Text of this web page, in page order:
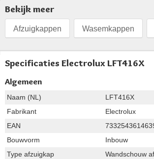
Bekijk meer
Afzuigkappen Wasemkappen
Specificaties Electrolux LFT416X
Algemeen
Naam (NL)
LFT416X
Fabrikant
Electrolux
EAN
Bouwvorm
Inbouw
Type afzuigkap
Wandschouw